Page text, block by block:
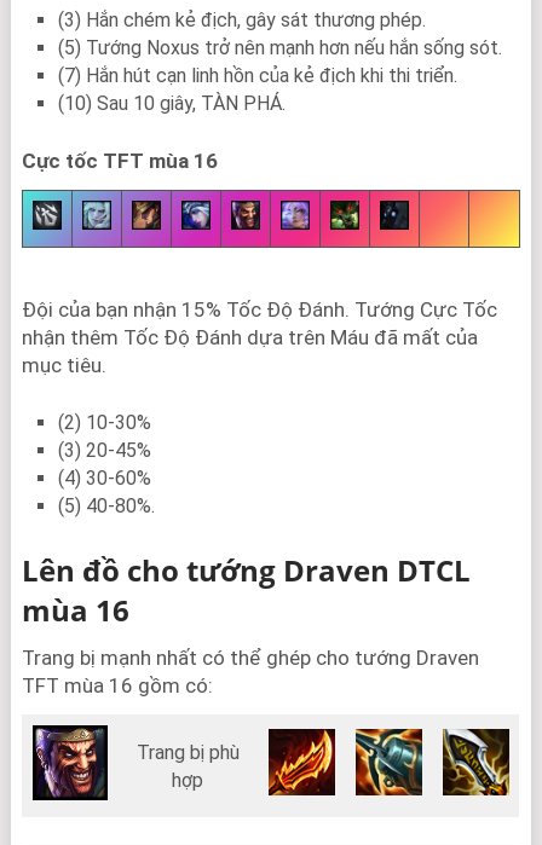
(3) Hắn chém kẻ địch, gây sát thương phép.
(5) Tướng Noxus trở nên mạnh hơn nếu hắn sống sót.
(7) Hắn hút cạn linh hồn của kẻ địch khi thi triển.
(10) Sau 10 giây, TÀN PHÁ.
Cực tốc TFT mùa 16
Đội của bạn nhận 15% Tốc Độ Đánh. Tướng Cực Tốc
nhận thêm Tốc Độ Đánh dựa trên Máu đã mất của
mục tiêu.
(2) 10-30%
(3) 20-45%
(4) 30-60%
(5) 40-80%.
Lên đồ cho tướng Draven DTCL
mùa 16
Trang bị mạnh nhất có thể ghép cho tướng Draven
TFT mùa 16 gồm có:
Trang bị phù
hợp